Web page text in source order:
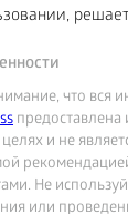
что вся
и не
Не
или